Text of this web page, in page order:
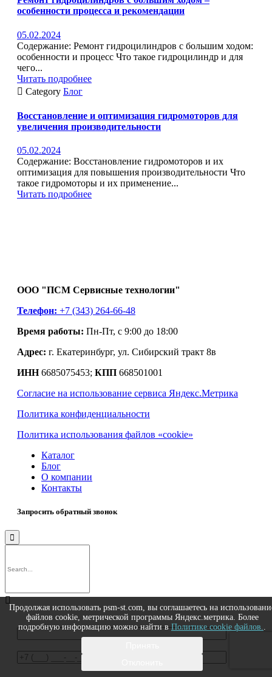
особенности процесса и рекомендации
05.02.2024
Содержание: Ремонт гидроцилиндров с большим ходом:
особенности и процесс Что такое гидроцилиндр и для
чего...
Читать подробнее
 Category Блог
Восстановление и оптимизация гидромоторов для
увеличения производительности
05.02.2024
Содержание: Восстановление гидромоторов и их
оптимизация для повышения производительности Что
такое гидромоторы и их применение...
Читать подробнее
ООО "ПСМ Сервисные технологии"
Телефон: +7 (343) 264-66-48
Время работы: Пн-Пт, с 9:00 до 18:00
Адрес: г. Екатеринбург, ул. Сибирский тракт 8в
ИНН6685075453; КПП 668501001
Согласие на использование сервиса Яндекс.Метрика
Политика конфиденциальности
Политика использования файлов «cookie»
Каталог
Блог
О компании
Контакты
Запросить обратный звонок


Продолжая использовать psm-st.com, вы соглашаетесь на
файлов cookie, метрической программы Яндекс.метрика. Более
подробную информацию можно найти вПолитике cookie файлов..